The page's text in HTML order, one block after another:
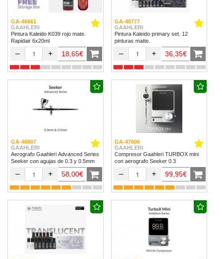
GA-46661
GAAHLERI
Pintura Kaleido K039 rojo mate.
Rapidair 6x20ml
– + 18,65€
GA-46777
GAAHLERI
Pintura Kaleido primary set. 12
pinturas matte.
– + 36,35€
GA-46807
GAAHLERI
Aerografo Gaahleri Advanced Series
Seeker con agujas de 0.3 y 0.5mm
– + 58,00€
GA-47606
GAAHLERI
Compresor Gaahleri TURBOX mini
con aerografo Seeker 0.3
– + 99,95€